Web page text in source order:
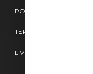
POLÍTICA DE COOKIES
TERMOS E CONDIÇÕES
LIVRO DE RECLAMAÇÕES